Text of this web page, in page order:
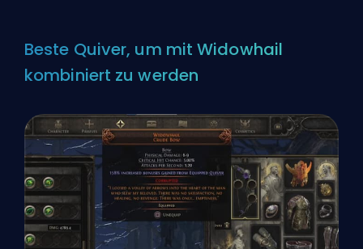
Beste Quiver, um mit Widowhail
kombiniert zu werden